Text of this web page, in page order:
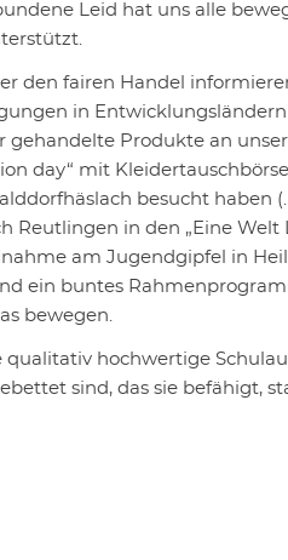
Leid hat uns alle
den fairen Handel
in
Produkte an
day“ mit
besucht haben
Reutlingen in den „Eine Welt
am Jugendgipfel in
ein buntes
bewegen.
qualitativ hochwertige
sind, das sie befähigt,